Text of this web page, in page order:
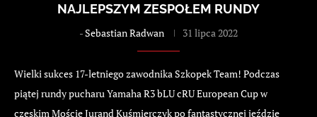
NAJLEPSZYM ZESPOŁEM RUNDY
-Sebastian Radwan 31 lipca 2022
Wielki sukces 17-letniego zawodnika Szkopek Team! Podczas
piątej rundy pucharu Yamaha R3 bLU cRU European Cup w
czeskim Moście Jurand Kuśmierczyk po fantastycznej jeździe